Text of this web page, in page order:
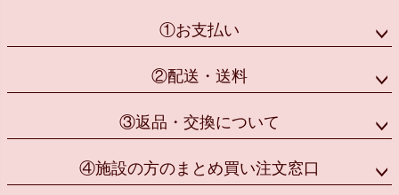
①お支払い
②配送・送料
③返品・交換について
④施設の方のまとめ買い注文窓口